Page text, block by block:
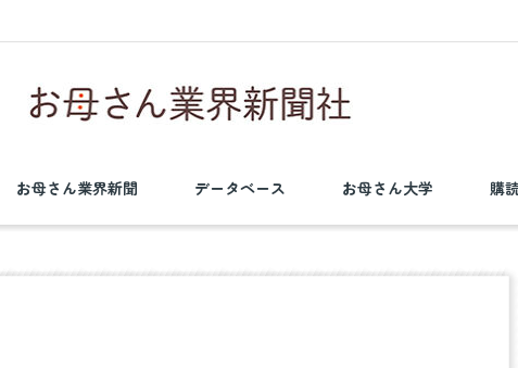
お母さん業界新聞 データベース お母さん大学 購